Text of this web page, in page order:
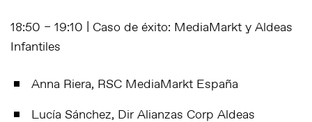
18:50 – 19:10 | Caso de éxito: MediaMarkt y Aldeas
Infantiles
Anna Riera, RSC MediaMarkt España
Lucía Sánchez, Dir Alianzas Corp Aldeas